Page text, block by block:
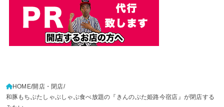
HOME 開店・閉店
和豚もちぶたしゃぶしゃぶ食べ放題の『きんのぶた姫路今宿店』が閉店する